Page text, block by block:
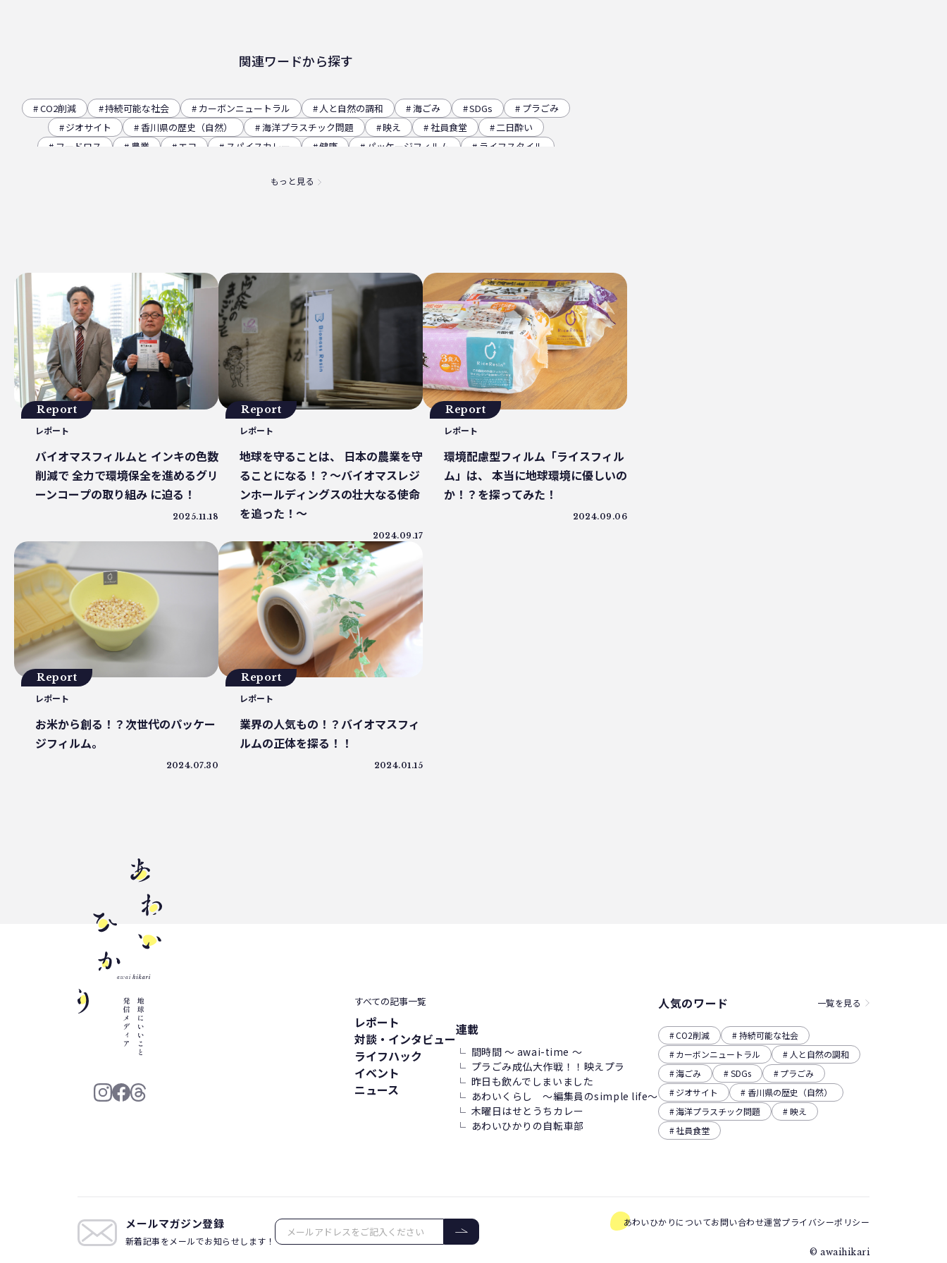
関連ワードから探す
CO2削減 持続可能な社会 カーボンニュートラル 人と自然の調和 海ごみ SDGs
プラごみ
ジオサイト
香川県の歴史（自然） 海洋プラスチック問題 映え 社員食堂
二日酔い
フードロス
農業 エコ スパイスカレー 健康 パッケージフィルム
ライフスタイル
香川県 イベント
薄肉化 地球温暖化 ツキノワグマ 日本印刷産業連合会 漁業
乳白フィルム
RPF
魚沼ライス 日本航空 ゴミ0 瀬戸内国際芸術祭 ナフサ不足
研究
プラスチックを自然に還す
18μm 豊島 小豆島 インキ削減
ノンソルベントラミネート
砕石業
3R+Renewable 豊島問題 WWF ジャパン ウミガメ
有明浜
サステナブルフード
バイオプラスチック プラスチック削減 令和の米騒動
ZERO WASTE
廃プラ
材質マーク 焼肉 禅 プラスチック資源循環戦略 低炭素 うどん
廃棄問題
エネルギー
東洋インキ 牡蠣カレー バイオマスレジン南魚沼
マイクロプラスチック
マテリアルリサイクル
CO2排出 農地再生 カニ殻 林業 精米 GPTY
えらぼう。フェア
株式会社パブリック 里山
廃棄物固形燃料
汚染産業 パーソナルカラー 紙ストロー J-クレジット
半農半X
かがわプラスチックスマート大賞
循環 ゼロウェイスト 環境汚染 繊維・アパレル産業
美波町
ランニング
JAL 野球 クリーンオーシャンアンサンブル ゼロ・ウェイスト 生分解
ビール
鎌倉
グリーンピース 海洋ごみ問題 チャイナプラス
レクザムボールパーク丸亀
食料自給率 固形燃料 アライドコーヒー
グリーンプリンティング
チャック付き袋 レジ袋 PE 香川オリーブガイナーズ
グリーン焙煎
ワンピースパウチ PHA生成
ケミカルリサイクル
トリゼンクオリティオーシャンズ 痛風鍋
三豊市
PP イオンレイクタウン コーヒー好き トンネルコンポスト方式
プラスチックごみ削減
もっと見る
Report
レポート
バイオマスフィルムと インキの色数
削減で 全力で環境保全を進めるグリ
ーンコープの取り組み に迫る！
2025.11.18
Report
レポート
地球を守ることは、 日本の農業を守
ることになる！？〜バイオマスレジ
ンホールディングスの壮大なる使命
を追った！〜
2024.09.17
Report
レポート
環境配慮型フィルム「ライスフィル
ム」は、 本当に地球環境に優しいの
か！？を探ってみた！
2024.09.06
Report
レポート
お米から創る！？次世代のパッケー
ジフィルム。
2024.07.30
Report
レポート
業界の人気もの！？バイオマスフィ
ルムの正体を探る！！
2024.01.15
すべての記事一覧
レポート
対談・インタビュー
ライフハック
イベント
ニュース
連載
間時間 ～ awai-time ～
プラごみ成仏大作戦！！映えプラ
昨日も飲んでしまいました
あわいくらし ～編集員のsimple life～
木曜日はせとうちカレー
あわいひかりの自転車部
人気のワード 一覧を見る
CO2削減
持続可能な社会
カーボンニュートラル
人と自然の調和
海ごみ
SDGs
プラごみ
ジオサイト
香川県の歴史（自然）
海洋プラスチック問題
映え
社員食堂
メールマガジン登録
新着記事をメールでお知らせします！
あわいひかりについてお問い合わせ運営プライバシーポリシー
© awaihikari